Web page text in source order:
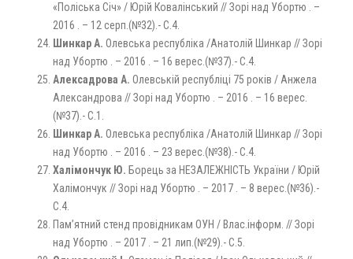
«Поліська Січ» / Юрій Ковалінський // Зорі над Убортю . –
2016 . – 12 серп.(№32).- С.4.
Шинкар А. Олевська республіка /Анатолій Шинкар // Зорі
над Убортю . – 2016 . – 16 верес.(№37).- С.4.
Алексадрова А. Олевській республіці 75 років / Анжела
Александрова // Зорі над Убортю . – 2016 . – 16 верес.
(№37).- С.1.
Шинкар А. Олевська республіка /Анатолій Шинкар // Зорі
над Убортю . – 2016 . – 23 верес.(№38).- С.4.
Халімончук Ю. Борець за НЕЗАЛЕЖНІСТЬ України / Юрій
Халімончук // Зорі над Убортю . – 2017 . – 8 верес.(№36).-
С.4.
Пам’ятний стенд провідникам ОУН / Влас.інформ. // Зорі
над Убортю . – 2017 . – 21 лип.(№29).- С.5.